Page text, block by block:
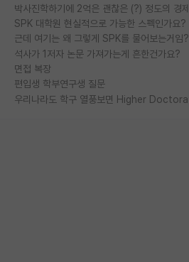
SPK 대학원 현실적으로 가능한 스펙인가요?
근데 여기는 왜 그렇게 SPK를 물어보는거임?
석사가 1저자 논문 가져가는게 흔한건가요?
면접 복장
편입생 학부연구생 질문